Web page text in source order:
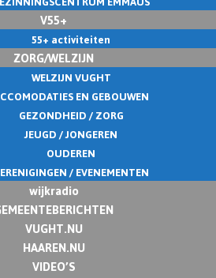
V55+
55+ activiteiten
ZORG/WELZIJN
WELZIJN VUGHT
EN GEBOUWEN
GEZONDHEID / ZORG
JEUGD / JONGEREN
OUDEREN
/ EVENEMENTEN
wijkradio
VUGHT.NU
HAAREN.NU
VIDEO’S